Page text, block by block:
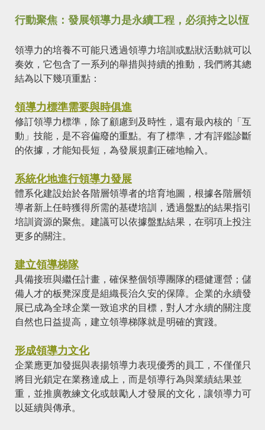
行動聚焦：發展領導力是永續工程，必須持之以恆
領導力的培養不可能只透過領導力培訓或點狀活動就可以
奏效，它包含了一系列的舉措與持續的推動，我們將其總
結為以下幾項重點：
領導力標準需要與時俱進
修訂領導力標準，除了顧慮到及時性，還有最內核的「互
動」技能，是不容偏廢的重點。有了標準，才有評鑑診斷
的依據，才能知長短，為發展規劃正確地輸入。
系統化地進行領導力發展
體系化建設始於各階層領導者的培育地圖，根據各階層領
導者新上任時獲得所需的基礎培訓，透過盤點的結果指引
培訓資源的聚焦。建議可以依據盤點結果，在弱項上投注
更多的關注。
建立領導梯隊
具備接班與繼任計畫，確保整個領導團隊的穩健運營；儲
備人才的板凳深度是組織長治久安的保障。企業的永續發
展已成為全球企業一致追求的目標，對人才永續的關注度
自然也日益提高，建立領導梯隊就是明確的實踐。
形成領導力文化
企業應更加發掘與表揚領導力表現優秀的員工，不僅僅只
將目光鎖定在業務達成上，而是領導行為與業績結果並
重，並推廣教練文化或鼓勵人才發展的文化，讓領導力可
以延續與傳承。